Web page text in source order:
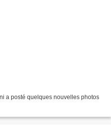
a posté quelques nouvelles photos